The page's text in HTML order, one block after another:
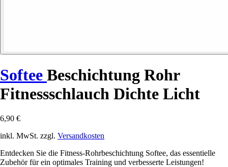
Softee Beschichtung Rohr
Fitnessschlauch Dichte Licht
6,90 €
inkl. MwSt. zzgl. Versandkosten
Entdecken Sie die Fitness-Rohrbeschichtung Softee, das essentielle
Zubehör für ein optimales Training und verbesserte Leistungen!